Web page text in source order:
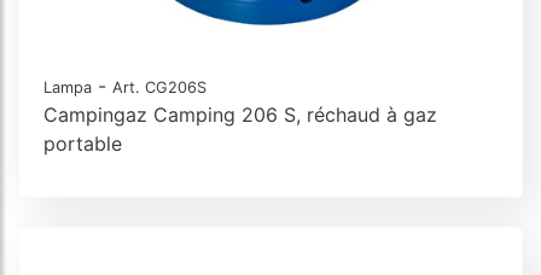
Lampa - Art. CG206S
Campingaz Camping 206 S, réchaud à gaz
portable